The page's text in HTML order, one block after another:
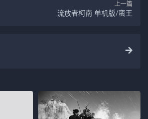
上一篇
流放者柯南 单机版/蛮王